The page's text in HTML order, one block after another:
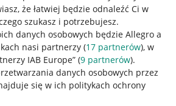
że łatwiej będzie odnaleźć Ci w
szukasz i potrzebujesz.
danych osobowych będzie Allegro a
nasi partnerzy (17 partnerów), w
IAB Europe” (9 partnerów).
danych osobowych przez
się w ich politykach ochrony